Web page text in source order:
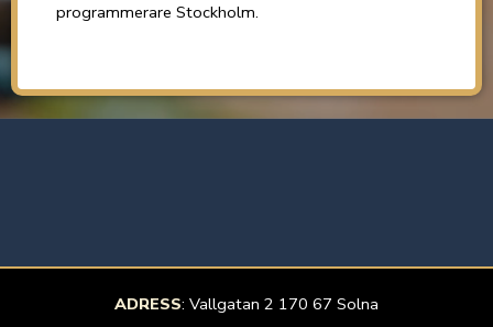
programmerare Stockholm.
ADRESS: Vallgatan 2 170 67 Solna